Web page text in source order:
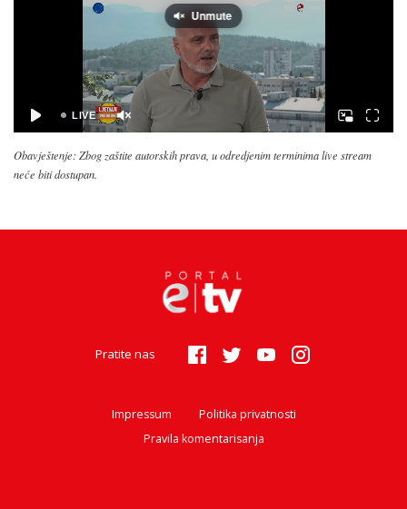
Obavještenje: Zbog zaštite autorskih prava, u odredjenim terminima live stream
neće biti dostupan.
Pratite nas
Impressum
Politika privatnosti
Pravila komentarisanja